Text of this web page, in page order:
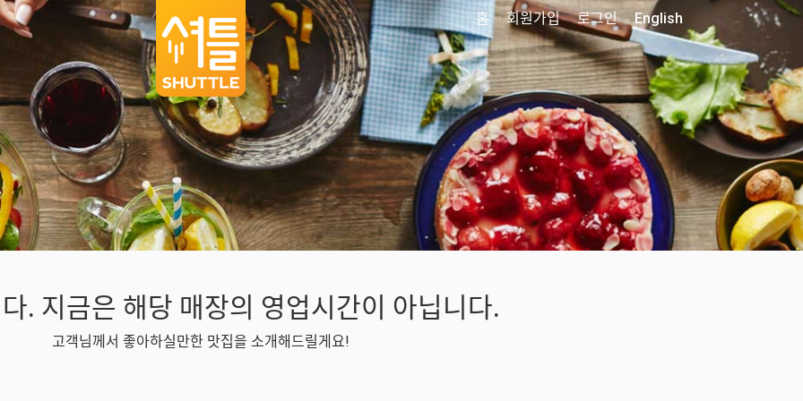
홈 회원가입 로그인 English
. 지금은 해당 매장의 영업시간이 아닙니다.
고객님께서 좋아하실만한 맛집을 소개해드릴게요!